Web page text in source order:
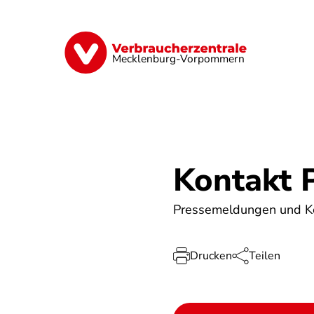
Mecklenburg-Vorpommern
Finanzen Digitales Lebensmittel
Kontakt
Pressemeldungen und
Drucken Teilen